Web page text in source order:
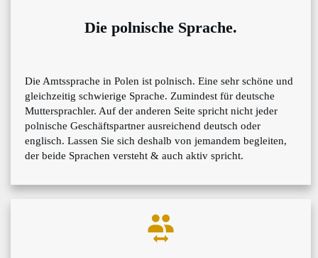
Die polnische Sprache.
Die Amtssprache in Polen ist polnisch. Eine sehr schöne und
gleichzeitig schwierige Sprache. Zumindest für deutsche
Muttersprachler. Auf der anderen Seite spricht nicht jeder
polnische Geschäftspartner ausreichend deutsch oder
englisch. Lassen Sie sich deshalb von jemandem begleiten,
der beide Sprachen versteht & auch aktiv spricht.